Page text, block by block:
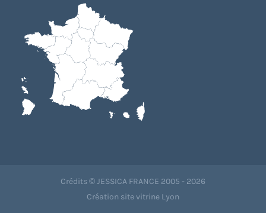
Crédits © JESSICA FRANCE 2005 - 2026
Création site vitrine Lyon